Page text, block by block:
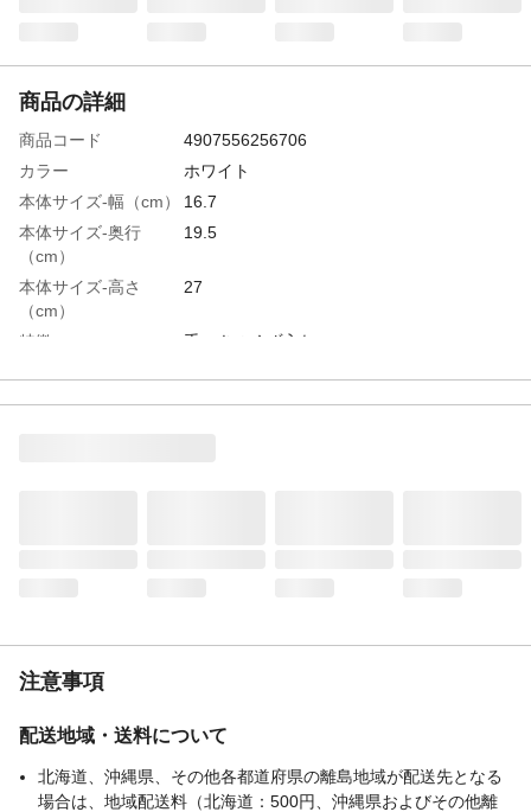
商品の詳細
商品コード
4907556256706
カラー
ホワイト
本体サイズ-幅（cm）
16.7
本体サイズ-奥行
（cm）
19.5
本体サイズ-高さ
（cm）
27
特徴
手つきのくず入れ
材質・素材
ポリプロピレン
注意事項
配送地域・送料について
北海道、沖縄県、その他各都道府県の離島地域が配送先となる
場合は、地域配送料（北海道：500円、沖縄県およびその他離